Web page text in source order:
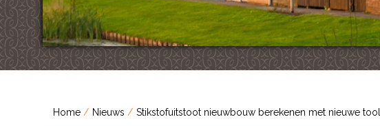
Home Nieuws Stikstofuitstoot nieuwbouw berekenen met nieuwe tool